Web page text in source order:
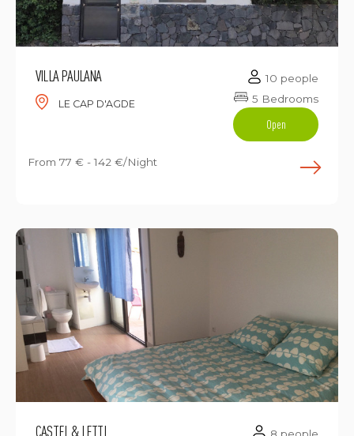
VILLA PAULANA
LE CAP D'AGDE
10 people
5 Bedrooms
Open
From 77 € - 142 €/Night
CASTEL & LETTI